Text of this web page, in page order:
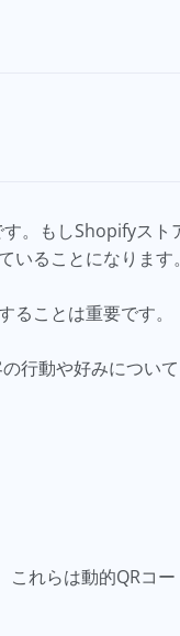
。もしShopifyスト
いることになります
ることは重要です。
行動や好みについ
れらは動的QRコ